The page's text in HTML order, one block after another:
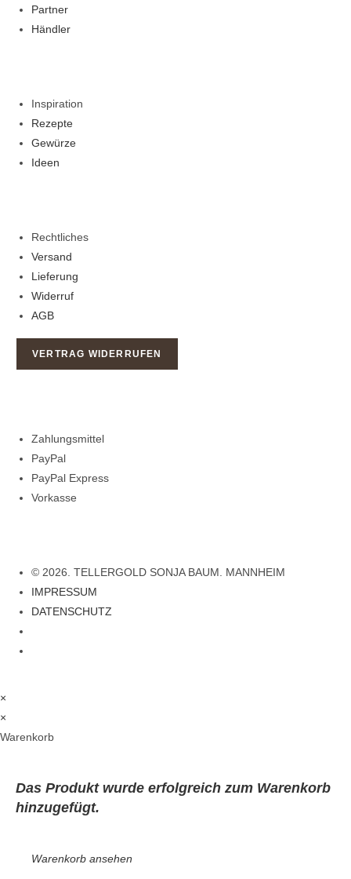
Partner
Händler
Inspiration
Rezepte
Gewürze
Ideen
Rechtliches
Versand
Lieferung
Widerruf
AGB
VERTRAG WIDERRUFEN
Zahlungsmittel
PayPal
PayPal Express
Vorkasse
© 2026. TELLERGOLD SONJA BAUM. MANNHEIM
IMPRESSUM
DATENSCHUTZ
×
×
Warenkorb
Das Produktwurde erfolgreich zum Warenkorb
hinzugefügt.
Warenkorb ansehen